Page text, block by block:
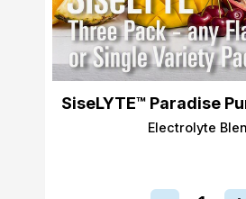
SiseLYTE™ Paradise
Electrolyte